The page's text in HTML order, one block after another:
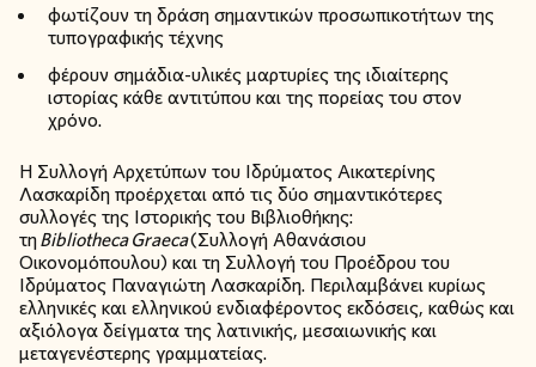
φωτίζουν τη δράση σημαντικών προσωπικοτήτων της
τυπογραφικής τέχνης
φέρουν σημάδια-υλικές μαρτυρίες της ιδιαίτερης
ιστορίας κάθε αντιτύπου και της πορείας του στον
χρόνο.
Η Συλλογή Αρχετύπων του Ιδρύματος Αικατερίνης
Λασκαρίδη προέρχεται από τις δύο σημαντικότερες
συλλογές της Ιστορικής του Βιβλιοθήκης:
τηBibliothecaGraeca(Συλλογή Αθανάσιου
Οικονομόπουλου) και τη Συλλογή του Προέδρου του
Ιδρύματος Παναγιώτη Λασκαρίδη. Περιλαμβάνει κυρίως
ελληνικές και ελληνικού ενδιαφέροντος εκδόσεις, καθώς και
αξιόλογα δείγματα της λατινικής, μεσαιωνικής και
μεταγενέστερης γραμματείας.